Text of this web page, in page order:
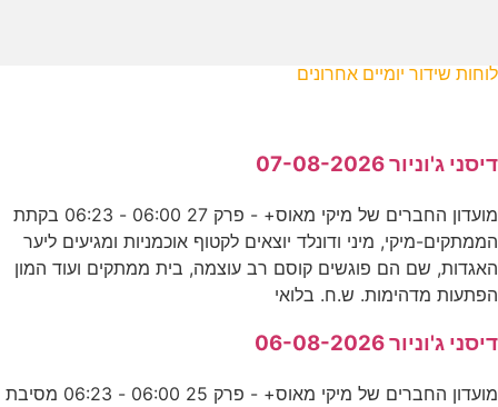
לוחות שידור יומיים אחרונים
דיסני ג'וניור 07-08-2026
מועדון החברים של מיקי מאוס+ - פרק 27 06:00 - 06:23 בקתת
הממתקים-מיקי, מיני ודונלד יוצאים לקטוף אוכמניות ומגיעים ליער
האגדות, שם הם פוגשים קוסם רב עוצמה, בית ממתקים ועוד המון
הפתעות מדהימות. ש.ח. בלואי
דיסני ג'וניור 06-08-2026
מועדון החברים של מיקי מאוס+ - פרק 25 06:00 - 06:23 מסיבת